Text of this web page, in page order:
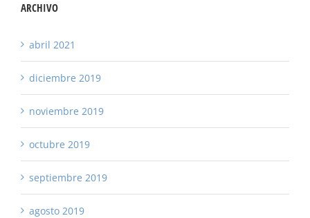
ARCHIVO
abril 2021
diciembre 2019
noviembre 2019
octubre 2019
septiembre 2019
agosto 2019